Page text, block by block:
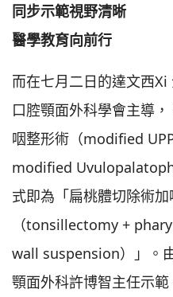
同步示範視野清晰
醫學教育向前行
而在七月二日的達文西
口腔顎面外科學會主導
咽整形術（modified
modified
式即為「扁桃體切除術
（tonsillectomy +
wall suspension）」。
顎面外科許博智主任示